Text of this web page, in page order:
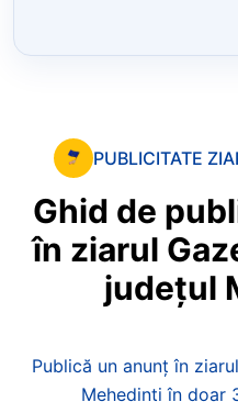
PUBLICITATE
Ghid de
în ziarul
județul
Publică un anunț în
Mehedinti în doar